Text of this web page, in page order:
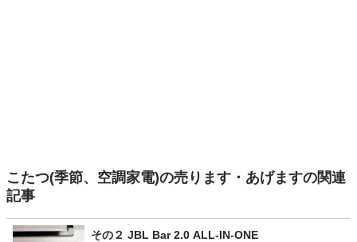
こたつ(季節、空調家電)の売ります・あげますの関連
記事
その２ JBL Bar 2.0 ALL-IN-ONE